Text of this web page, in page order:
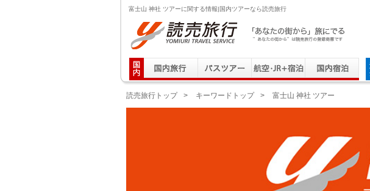
富士山 神社 ツアーに関する情報|国内ツアーなら読売旅行
読売旅行 「あなたの街から」旅にでる｜Yomiuri Travel Service
読売旅行トップ > キーワードトップ > 富士山 神社 ツアー